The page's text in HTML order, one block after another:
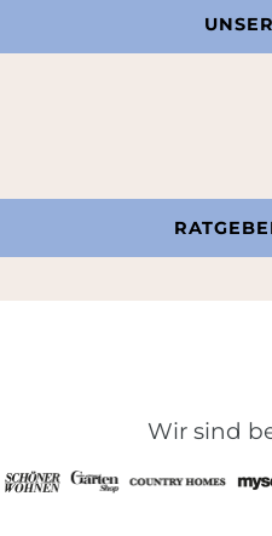
Wir sind